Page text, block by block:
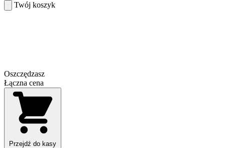
Twój koszyk
Oszczędzasz
Łączna cena
Przejdź do kasy